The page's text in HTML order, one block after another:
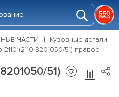
ЧАСТИ
Кузовные детали
(2110-8201050/51) правое
51)